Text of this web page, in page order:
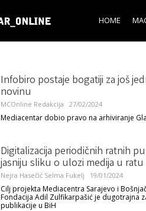
HOME
Infobiro postaje bogatiji za još
novinu
MCOnline Redakcija 27/02/2024
Mediacentar dobio pravo na arhiviranje
Digitalizacija periodičnih ratnih
jasniju sliku o ulozi medija u ratu
Nejra Hasečić Selma Fukelj 19/01/2024
Cilj projekta Mediacentra Sarajevo i
Fondacija Adil Zulfikarpašić je dugotrajna
publikacije u BiH